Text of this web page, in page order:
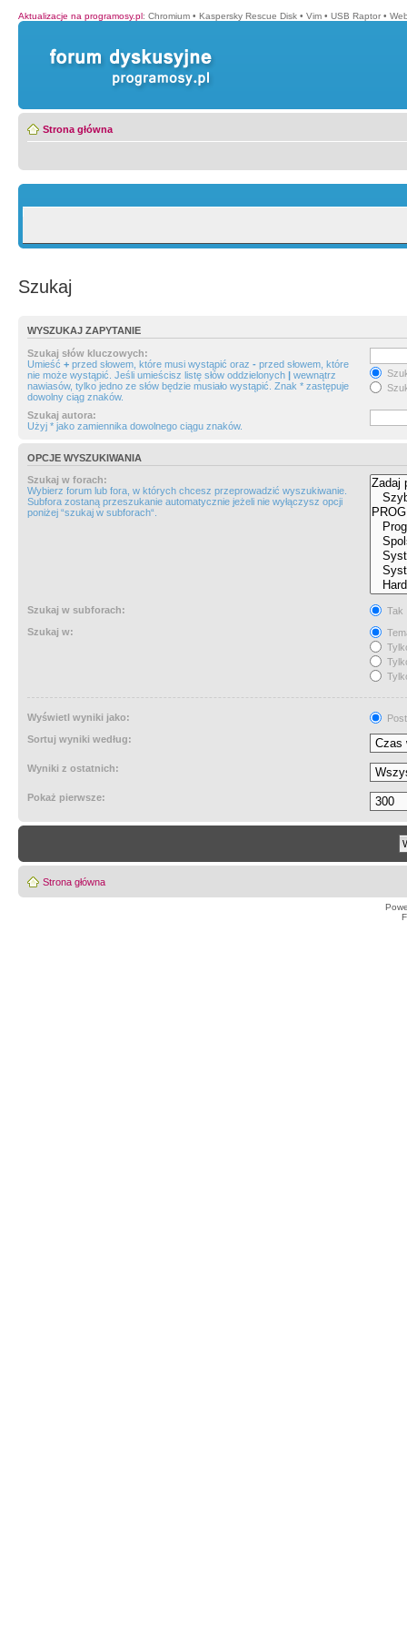
Aktualizacje na programosy.pl: Chromium • Kaspersky Rescue Disk • Vim • USB Raptor •
Strona główna
Szukaj
WYSZUKAJ ZAPYTANIE
Szukaj słów kluczowych:
Umieść + przed słowem, które musi wystąpić oraz - przed słowem, które
nie może wystąpić. Jeśli umieścisz listę słów oddzielonych | wewnątrz
nawiasów, tylko jedno ze słów będzie musiało wystąpić. Znak * zastępuje
dowolny ciąg znaków.
Szukaj autora:
Użyj * jako zamiennika dowolnego ciągu znaków.
OPCJE WYSZUKIWANIA
Szukaj w forach:
Wybierz forum lub fora, w których chcesz przeprowadzić wyszukiwanie.
Subfora zostaną przeszukanie automatycznie jeżeli nie wyłączysz opcji
poniżej “szukaj w subforach“.
Szukaj w subforach:
Tak
Szukaj w:
Wyświetl wyniki jako:
Sortuj wyniki według:
Wyniki z ostatnich:
Pokaż pierwsze:
Strona główna